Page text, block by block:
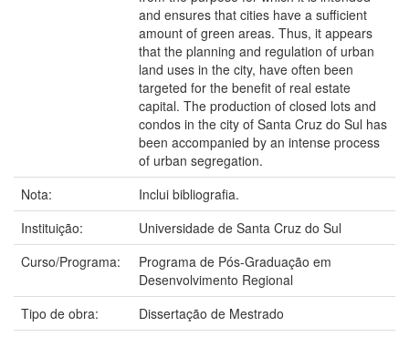
and ensures that cities have a sufficient
amount of green areas. Thus, it appears
that the planning and regulation of urban
land uses in the city, have often been
targeted for the benefit of real estate
capital. The production of closed lots and
condos in the city of Santa Cruz do Sul has
been accompanied by an intense process
of urban segregation.
Nota:
Inclui bibliografia.
Instituição:
Universidade de Santa Cruz do Sul
Curso/Programa:
Programa de Pós-Graduação em
Desenvolvimento Regional
Tipo de obra:
Dissertação de Mestrado